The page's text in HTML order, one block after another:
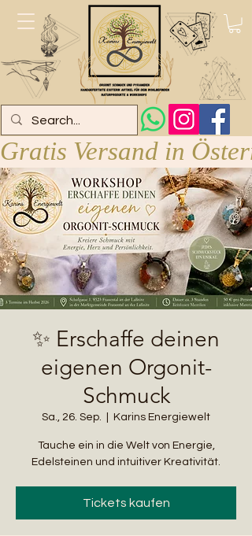
Gratis Versand in
✨ Erschaffe deinen
eigenen Orgonit-
Schmuck
Sa., 26. Sep. Karins Energiewelt
Tauche ein in die Welt von Energie,
Edelsteinen und intuitiver Kreativität.
Tickets kaufen